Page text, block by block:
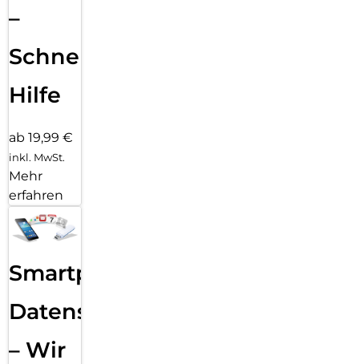
–
Schnelle
Hilfe
ab 19,99 €
inkl. MwSt.
Mehr
erfahren
Smartphone
Datensicherung
– Wir